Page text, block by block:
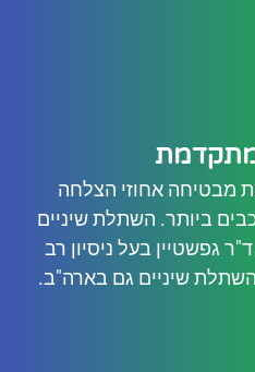
מתקדמת
מבטיחה אחוזי הצלחה
ביותר. השתלת שיניים
גפשטיין בעל ניסיון רב
שיניים גם בארה"ב.